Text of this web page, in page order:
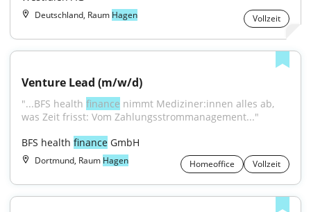
Deutschland, Raum Hagen Vollzeit
Venture Lead (m/w/d)
"...BFS health finance nimmt Mediziner:innen alles ab,
was Zeit frisst: Vom Zahlungsstrommanagement..."
BFS health finance GmbH
Dortmund, Raum Hagen Homeoffice Vollzeit